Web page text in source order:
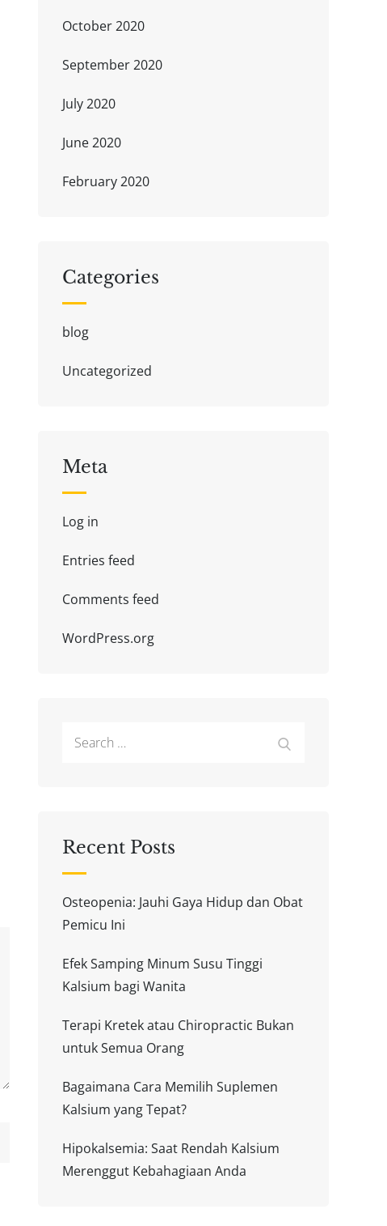
October 2020
September 2020
July 2020
June 2020
February 2020
Categories
blog
Uncategorized
Meta
Log in
Entries feed
Comments feed
WordPress.org
Recent Posts
Osteopenia: Jauhi Gaya Hidup dan Obat
Pemicu Ini
Efek Samping Minum Susu Tinggi
Kalsium bagi Wanita
Terapi Kretek atau Chiropractic Bukan
untuk Semua Orang
Bagaimana Cara Memilih Suplemen
Kalsium yang Tepat?
Hipokalsemia: Saat Rendah Kalsium
Merenggut Kebahagiaan Anda